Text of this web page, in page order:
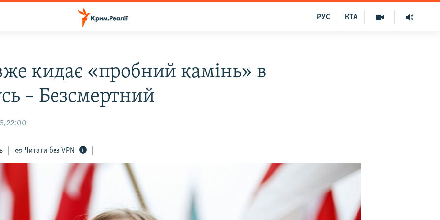
КТА
РУС
кидає «пробний камінь» в
– Безсмертний
22:00
Читати без VPN